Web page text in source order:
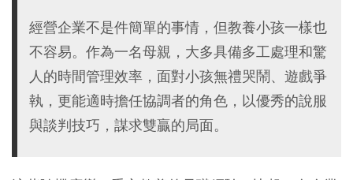
經營企業不是件簡單的事情，但教養小孩一樣也
不容易。作為一名母親，大多具備多工處理和驚
人的時間管理效率，面對小孩無禮哭鬧、遊戲爭
執，更能適時擔任協調者的角色，以優秀的說服
與談判技巧，謀求雙贏的局面。